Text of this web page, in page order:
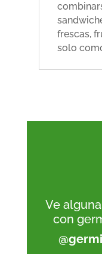
frescas,
solo
Ve
con